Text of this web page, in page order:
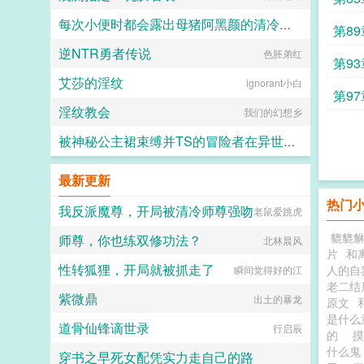
第
第
第
热门
貔貔
片 和
人的
老二结
原文
是什
的
什么
每次小便时都会露出母猪阿黑颜的清冷仙母
小鹿斑比
逆NTR勇者传说 色胚弟红
艾莎的淫纹 ignorant小白
淫纹教会 我们的幻想乡
被神秘公主裙束缚并TS的冒险者在异世界的色色奇遇故事
最新更新
我反派魔尊，开局被清冷师尊强吻老鼠爱跳虎
师尊，你也练双修功法？ 北林晨风
性转狐狸，开局就被抓走了 瞬间觉得好的江
紫微鼎 出土的暴龙
道骨仙锋谪世录 行启辰
穿书之早死女配凭实力走自己的路